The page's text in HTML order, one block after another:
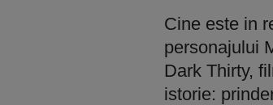
Cine este in
personajului
Dark Thirty,
istorie: